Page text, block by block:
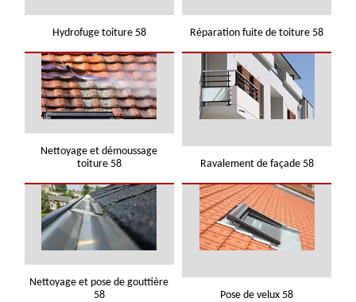
Hydrofuge toiture 58 Réparation fuite de toiture 58
Nettoyage et démoussage
toiture 58
Ravalement de façade 58
Nettoyage et pose de gouttière
58
Pose de velux 58